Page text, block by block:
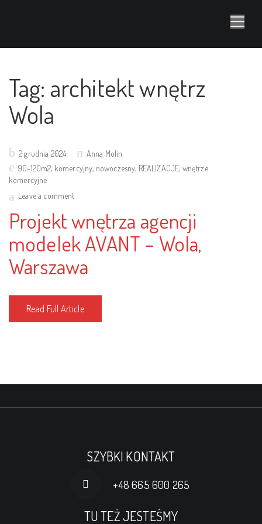
Tag: architekt wnętrz
Wola
Posted
on
2 grudnia 2024
Anna Molin
90-120m2, komercyjny, nowoczesny, REALIZACJE, wnętrze
komercyjne
Leave a comment
Projekt wnętrza agencji
modelek AVANT – Wola,
Warszawa
Read Full Article
SZYBKI KONTAKT
+48 665 600 265
TU TEŻ JESTEŚMY